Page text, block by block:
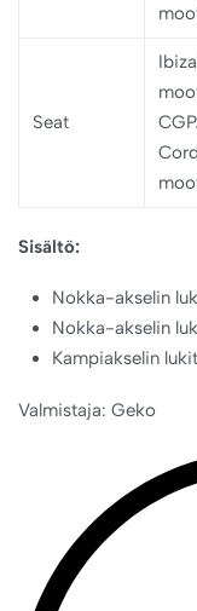
Seat
Sisältö:
Nokka-akselin
Nokka-akselin
Kampiakselin
Valmistaja: Geko